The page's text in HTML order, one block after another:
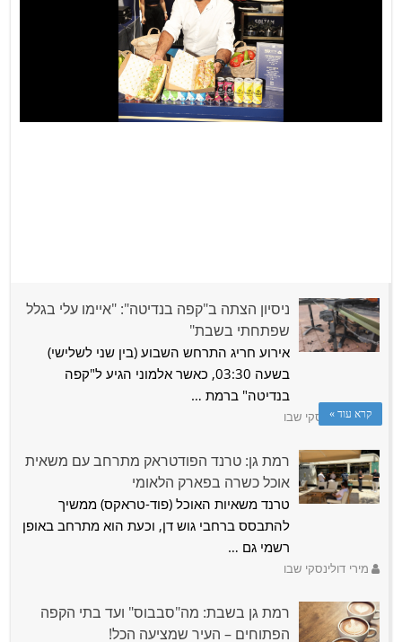
רמת גן: הפופ-אפ הים-תיכוני של אבי ביטון מגיע לקניוני
עזריאלי
רואי פרסול
לאחר ההצלחה הגדולה של סדרת הפופ־אפים “עזריאלי פודיז”,
קניוני עזריאלי שמחים לארח את השף אבי …
קרא עוד »
ניסיון הצתה ב"קפה בנדיטה": "איימו עלי בגלל
שפתחתי בשבת"
אירוע חריג התרחש השבוע (בין שני לשלישי)
בשעה 03:30, כאשר אלמוני הגיע ל"קפה
בנדיטה" ברמת …
מירי דולינסקי שבו
רמת גן: טרנד הפודטראק מתרחב עם משאית
אוכל כשרה בפארק הלאומי
טרנד משאיות האוכל (פוד-טראקס) ממשיך
להתבסס ברחבי גוש דן, וכעת הוא מתרחב באופן
רשמי גם …
מירי דולינסקי שבו
רמת גן בשבת: מה"סבבוס" ועד בתי הקפה
הפתוחים – העיר שמציעה הכל!